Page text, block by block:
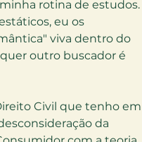
rotina de estudos.
eu os
viva dentro do
outro buscador é
Civil que tenho em
da